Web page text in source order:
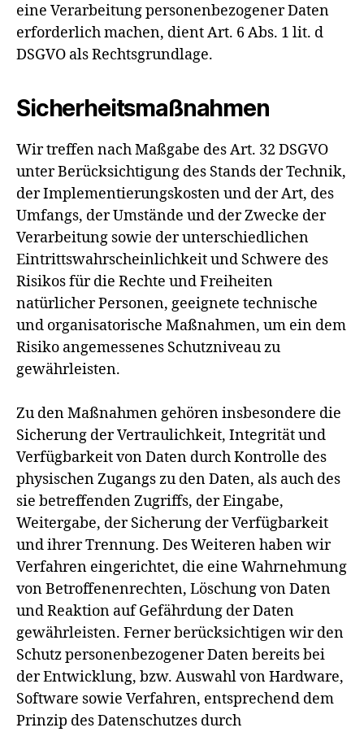
eine Verarbeitung personenbezogener Daten
erforderlich machen, dient Art. 6 Abs. 1 lit. d
DSGVO als Rechtsgrundlage.
Sicherheitsmaßnahmen
Wir treffen nach Maßgabe des Art. 32 DSGVO
unter Berücksichtigung des Stands der Technik,
der Implementierungskosten und der Art, des
Umfangs, der Umstände und der Zwecke der
Verarbeitung sowie der unterschiedlichen
Eintrittswahrscheinlichkeit und Schwere des
Risikos für die Rechte und Freiheiten
natürlicher Personen, geeignete technische
und organisatorische Maßnahmen, um ein dem
Risiko angemessenes Schutzniveau zu
gewährleisten.
Zu den Maßnahmen gehören insbesondere die
Sicherung der Vertraulichkeit, Integrität und
Verfügbarkeit von Daten durch Kontrolle des
physischen Zugangs zu den Daten, als auch des
sie betreffenden Zugriffs, der Eingabe,
Weitergabe, der Sicherung der Verfügbarkeit
und ihrer Trennung. Des Weiteren haben wir
Verfahren eingerichtet, die eine Wahrnehmung
von Betroffenenrechten, Löschung von Daten
und Reaktion auf Gefährdung der Daten
gewährleisten. Ferner berücksichtigen wir den
Schutz personenbezogener Daten bereits bei
der Entwicklung, bzw. Auswahl von Hardware,
Software sowie Verfahren, entsprechend dem
Prinzip des Datenschutzes durch